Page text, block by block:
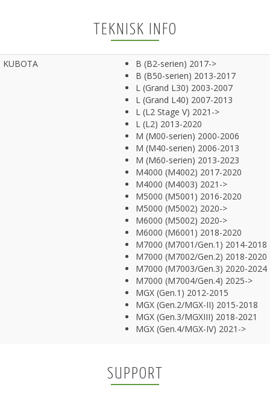
TEKNISK INFO
KUBOTA
B (B2-serien) 2017->
B (B50-serien) 2013-2017
L (Grand L30) 2003-2007
L (Grand L40) 2007-2013
L (L2 Stage V) 2021->
L (L2) 2013-2020
M (M00-serien) 2000-2006
M (M40-serien) 2006-2013
M (M60-serien) 2013-2023
M4000 (M4002) 2017-2020
M4000 (M4003) 2021->
M5000 (M5001) 2016-2020
M5000 (M5002) 2020->
M6000 (M5002) 2020->
M6000 (M6001) 2018-2020
M7000 (M7001/Gen.1) 2014-2018
M7000 (M7002/Gen.2) 2018-2020
M7000 (M7003/Gen.3) 2020-2024
M7000 (M7004/Gen.4) 2025->
MGX (Gen.1) 2012-2015
MGX (Gen.2/MGX-II) 2015-2018
MGX (Gen.3/MGXIII) 2018-2021
MGX (Gen.4/MGX-IV) 2021->
SUPPORT